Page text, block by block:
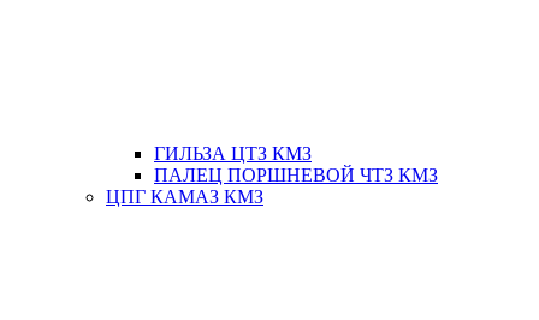
ГИЛЬЗА ЦТЗ КМЗ
ПАЛЕЦ ПОРШНЕВОЙ ЧТЗ КМЗ
ЦПГ КАМАЗ КМЗ